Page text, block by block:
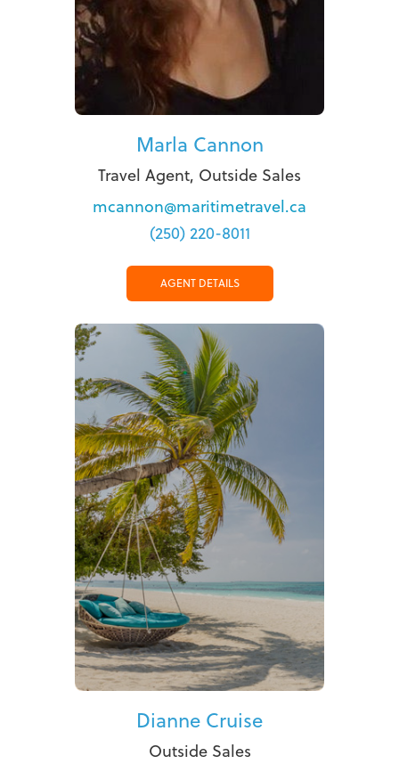
Marla Cannon
Travel Agent, Outside Sales
mcannon@maritimetravel.ca
(250) 220-8011
AGENT DETAILS
Dianne Cruise
Outside Sales